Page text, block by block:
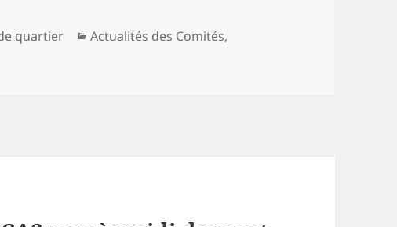
quartier Catégories
Actualités des Comités,